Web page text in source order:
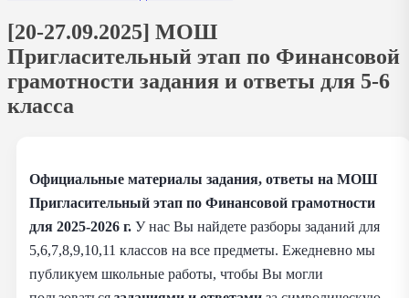
[20-27.09.2025] МОШ
Пригласительный этап по Финансовой
грамотности задания и ответы для 5-6
класса
Официальные материалы задания, ответы на МОШ
Пригласительный этап по Финансовой грамотности
для 2025-2026 г. У нас Вы найдете разборы заданий для
5,6,7,8,9,10,11 классов на все предметы. Ежедневно мы
публикуем школьные работы, чтобы Вы могли